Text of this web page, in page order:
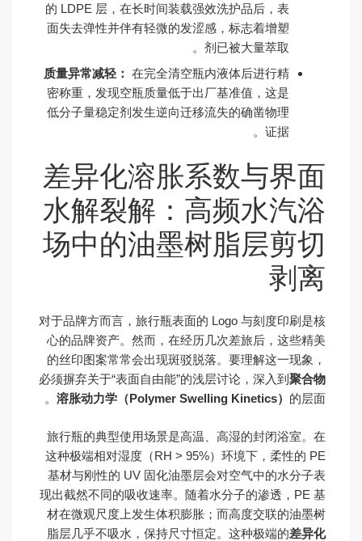
的 LDPE 层，在长时间装载强效洗护品后，表
面失去弹性并伴有轻微的发涩感，标志着增塑
剂已被大量萃取。
质量异常减轻： 在完全清空瓶内液体后进行精
密称重，发现空瓶质量低于出厂基准值，这是
低分子量稳定剂发生逆向迁移流失的确凿物理
证据。
差异化溶胀系数与界面
水解裂解：高频水汽浴
场中的油墨树脂层剪切
剥离
对于品牌方而言，旅行瓶表面的 Logo 与刻度印刷是核
心的品牌资产。然而，在经历几次差旅后，这些精美
的丝印图案常常会出现斑驳脱落。要理解这一现象，
必须摒弃关于“表面自由能”的浅层讨论，深入到 聚合物
溶胀动力学（Polymer Swelling Kinetics） 的层面。
旅行瓶的典型使用场景是高温、高湿的封闭浴室。在
这种极端相对湿度（RH > 95%）环境下，柔性的 PE
基材与刚性的 UV 固化油墨层会对空气中的水分子表
现出截然不同的吸收速率。随着水分子的渗透，PE 基
材在微观尺度上发生体积膨胀；而高度交联的油墨树
脂层几乎不吸水，保持尺寸恒定。这种极端的差异化